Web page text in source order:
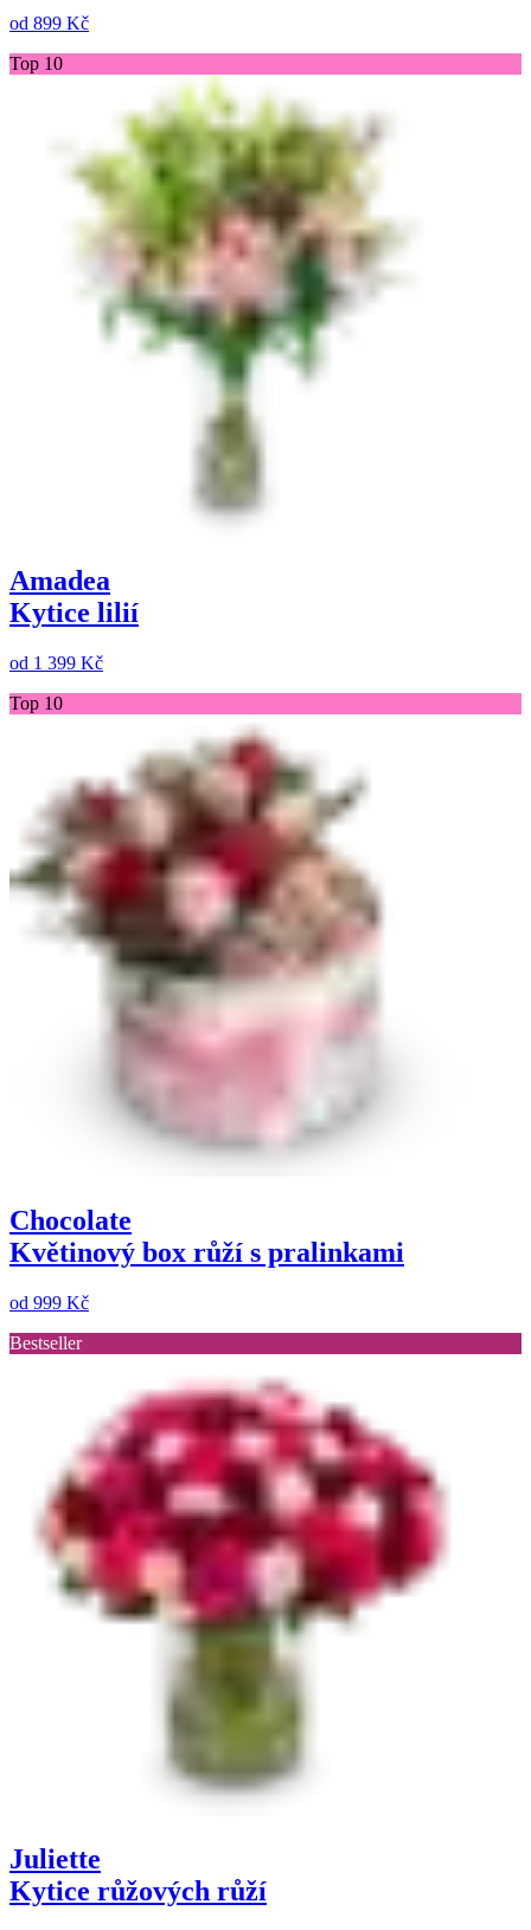
od 899 Kč
Top 10
Amadea
Kytice lilií
od 1 399 Kč
Top 10
Chocolate
Květinový box růží s pralinkami
od 999 Kč
Bestseller
Juliette
Kytice růžových růží